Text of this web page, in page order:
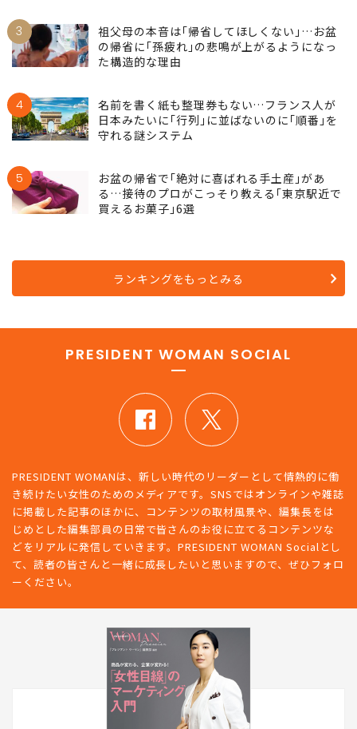
3
祖父母の本音は｢帰省してほしくない｣…お盆
の帰省に｢孫疲れ｣の悲鳴が上がるようになっ
た構造的な理由
4
名前を書く紙も整理券もない…フランス人が
日本みたいに｢行列｣に並ばないのに｢順番｣を
守れる謎システム
5
お盆の帰省で｢絶対に喜ばれる手土産｣があ
る…接待のプロがこっそり教える｢東京駅近で
買えるお菓子｣6選
ランキングをもっとみる
PRESIDENT WOMAN SOCIAL
PRESIDENT WOMANは、新しい時代のリーダーとして情熱的に働
き続けたい女性のためのメディアです。SNSではオンラインや雑誌
に掲載した記事のほかに、コンテンツの取材風景や、編集長をは
じめとした編集部員の日常で皆さんのお役に立てるコンテンツな
どをリアルに発信していきます。PRESIDENT WOMAN Socialとし
て、読者の皆さんと一緒に成長したいと思いますので、ぜひフォロ
ーください。